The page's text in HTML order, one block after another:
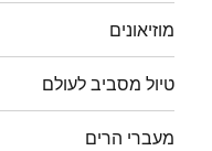
מוזיאונים
טיול מסביב לעולם
מעברי הרים